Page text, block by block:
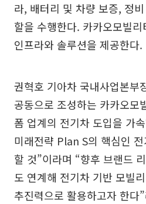
라, 배터리 및 차량 보증, 정
할을 수행한다. 카카오모빌
인프라와 솔루션을 제공한다.
권혁호 기아차 국내사업본부
공동으로 조성하는 카카오모
폼 업계의 전기차 도입을 가
미래전략 Plan S의 핵심인
할 것”이라며 “향후 브랜드
도 연계해 전기차 기반 모빌
추진력으로 활용하고자 한다